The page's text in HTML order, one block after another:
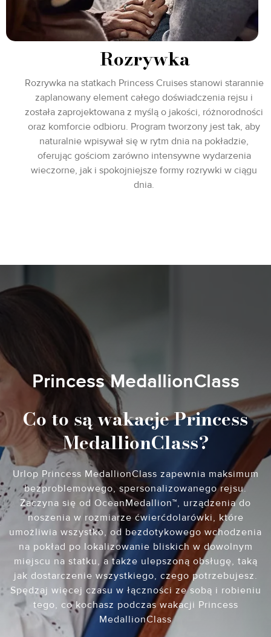
Rozrywka
Rozrywka na statkach Princess Cruises stanowi starannie
zaplanowany element całego doświadczenia rejsu i
została zaprojektowana z myślą o jakości, różnorodności
oraz komforcie odbioru. Program tworzony jest tak, aby
naturalnie wpisywał się w rytm dnia na pokładzie,
oferując gościom zarówno intensywne wydarzenia
wieczorne, jak i spokojniejsze formy rozrywki w ciągu
dnia.
Princess MedallionClass
Co to są wakacje Princess
MedallionClass?
Urlop Princess MedallionClass zapewnia maksimum
bezproblemowego, spersonalizowanego rejsu.
Zaczyna się od OceanMedallion™, urządzenia do
noszenia w rozmiarze ćwierćdolarówki, które
umożliwia wszystko, od bezdotykowego wchodzenia
na pokład po lokalizowanie bliskich w dowolnym
miejscu na statku, a także ulepszoną obsługę, taką
jak dostarczenie wszystkiego, czego potrzebujesz.
Spędzaj więcej czasu w łączności ze sobą i robieniu
tego, co kochasz podczas wakacji Princess
MedallionClass